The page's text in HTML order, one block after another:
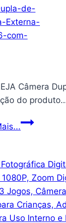
Câmera
do
AMOREJA
de
Segurança
Externa
A28b
IP66